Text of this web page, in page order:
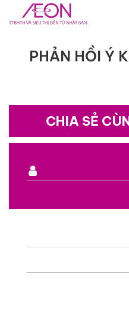
Phản hồi ý kiến đóng góp
PHẢN HỒI Ý
CHIA SẺ